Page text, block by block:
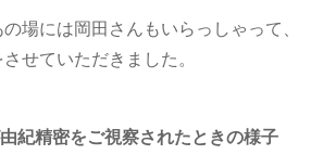
場には岡田さんもいらっしゃって、
せていただきました。
紀精密をご視察されたときの様子